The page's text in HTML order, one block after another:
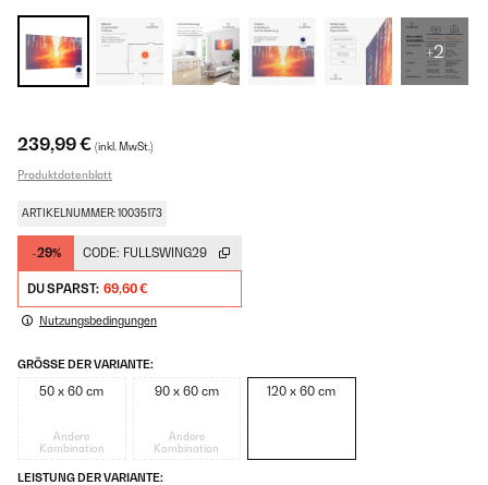
+2
239,99 € (inkl. MwSt.)
Produktdatenblatt
ARTIKELNUMMER: 10035173
-29% CODE: FULLSWING29
DU SPARST: 69,60 €
Nutzungsbedingungen
GRÖSSE DER VARIANTE:
50 x 60 cm
Andere
Kombination
90 x 60 cm
Andere
Kombination
120 x 60 cm
LEISTUNG DER VARIANTE: